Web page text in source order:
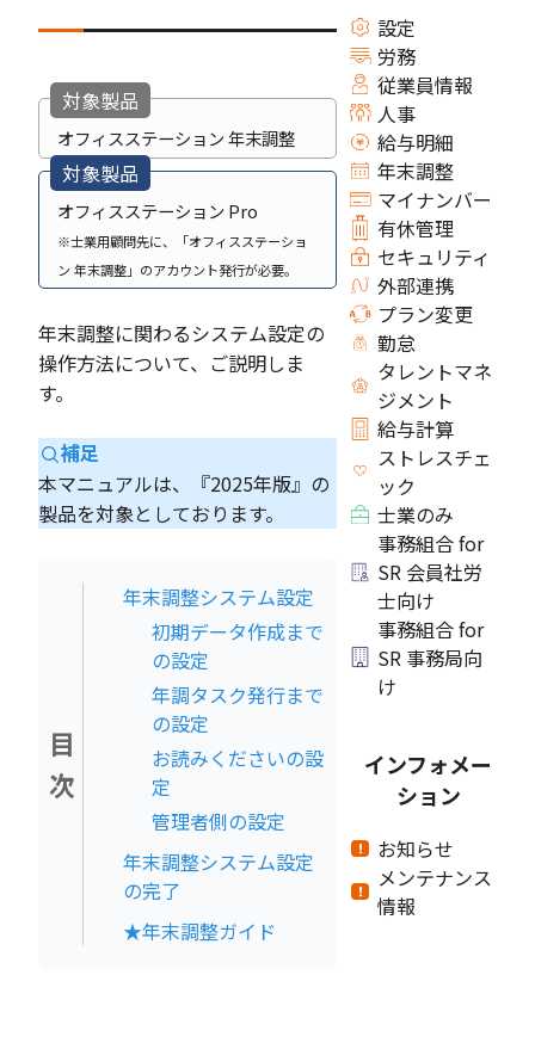
対象製品
オフィスステーション 年末調整
対象製品
オフィスステーション Pro
※士業用顧問先に、「オフィスステーショ
ン 年末調整」のアカウント発行が必要。
年末調整に関わるシステム設定の
操作方法について、ご説明しま
す。
補足
本マニュアルは、『2025年版』の
製品を対象としております。
目
次
年末調整システム設定
初期データ作成まで
の設定
年調タスク発行まで
の設定
お読みくださいの設
定
管理者側の設定
年末調整システム設定
の完了
★年末調整ガイド
設定
労務
従業員情報
人事
給与明細
年末調整
マイナンバー
有休管理
セキュリティ
外部連携
プラン変更
勤怠
タレントマネ
ジメント
給与計算
ストレスチェ
ック
士業のみ
事務組合 for
SR 会員社労
士向け
事務組合 for
SR 事務局向
け
インフォメー
ション
お知らせ
メンテナンス
情報